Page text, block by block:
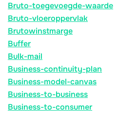
Bruto-toegevoegde-waarde
Bruto-vloeroppervlak
Brutowinstmarge
Buffer
Bulk-mail
Business-continuity-plan
Business-model-canvas
Business-to-business
Business-to-consumer